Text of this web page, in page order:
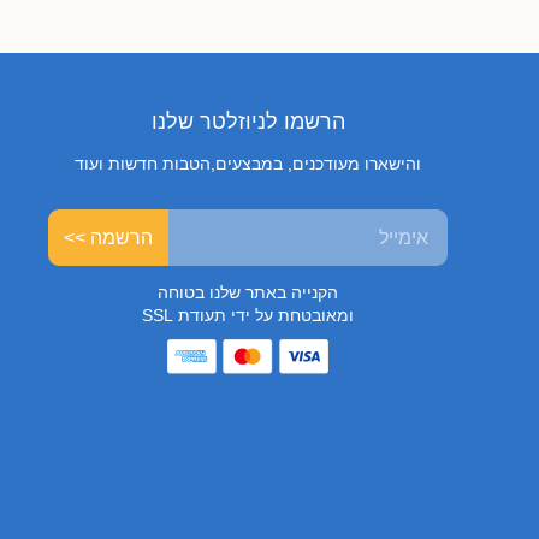
הרשמו לניוזלטר שלנו
והישארו מעודכנים, במבצעים,הטבות חדשות ועוד
הרשמה >>
הקנייה באתר שלנו בטוחה
ומאובטחת על ידי תעודת SSL